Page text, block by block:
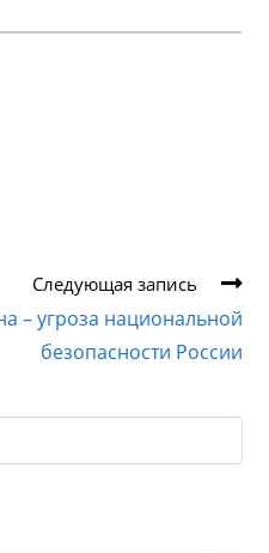
Следующая запись
– угроза национальной
безопасности России